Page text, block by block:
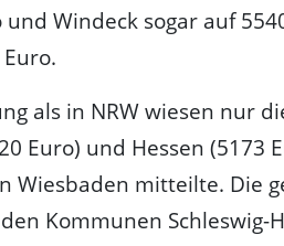
Windeck sogar auf
als in NRW wiesen nur
Euro) und Hessen (5173
Wiesbaden mitteilte. Die
Kommunen Schleswig-